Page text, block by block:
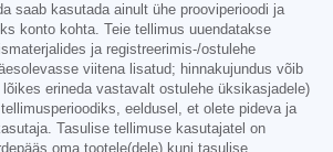
saab kasutada ainult ühe prooviperioodi ja
konto kohta. Teie tellimus uuendatakse
ja registreerimis-/ostulehe
viitena lisatud; hinnakujundus võib
erineda vastavalt ostulehe üksikasjadele)
eeldusel, et olete pideva ja
Tasulise tellimuse kasutajatel on
oma tootele(dele) kuni tasulise